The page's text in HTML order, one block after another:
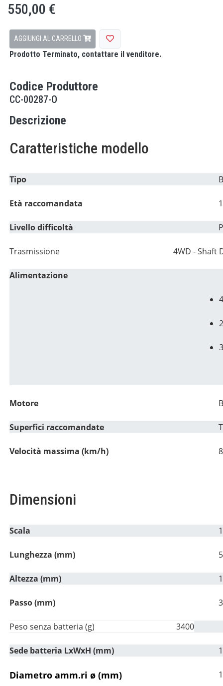
550,00 €
AGGIUNGI AL CARRELLO
Prodotto Terminato, contattare il venditore.
Codice Produttore
CC-00287-O
Descrizione
Caratteristiche modello
Tipo
Età raccomandata
Livello difficoltà
Trasmissione 4WD - Shaft
Alimentazione
Motore
Superfici raccomandate
Velocità massima (km/h)
Dimensioni
Scala
Lunghezza (mm)
Altezza (mm)
Passo (mm)
Peso senza batteria (g) 3400
Sede batteria LxWxH (mm)
Diametro amm.ri ø (mm)